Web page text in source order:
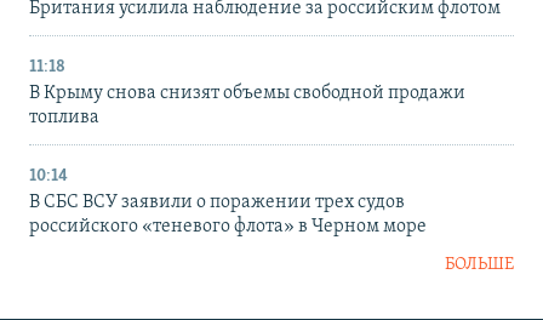
Британия усилила наблюдение за российским флотом
11:18
В Крыму снова снизят объемы свободной продажи
топлива
10:14
В СБС ВСУ заявили о поражении трех судов
российского «теневого флота» в Черном море
БОЛЬШЕ